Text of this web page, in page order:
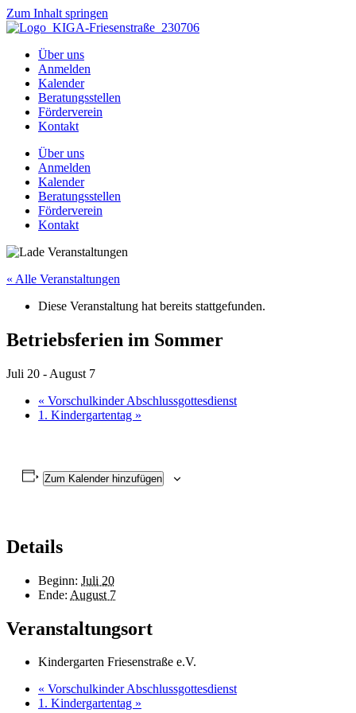
Zum Inhalt springen
Über uns
Anmelden
Kalender
Beratungsstellen
Förderverein
Kontakt
Über uns
Anmelden
Kalender
Beratungsstellen
Förderverein
Kontakt
« Alle Veranstaltungen
Diese Veranstaltung hat bereits stattgefunden.
Betriebsferien im Sommer
Juli 20 - August 7
« Vorschulkinder Abschlussgottesdienst
1. Kindergartentag »
Zum Kalender hinzufügen
Details
Beginn: Juli 20
Ende: August 7
Veranstaltungsort
Kindergarten Friesenstraße e.V.
« Vorschulkinder Abschlussgottesdienst
1. Kindergartentag »